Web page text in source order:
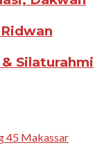
Silaturahmi